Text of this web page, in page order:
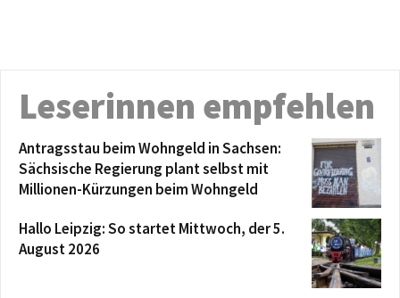
Leserinnen empfehlen
Antragsstau beim Wohngeld in Sachsen:
Sächsische Regierung plant selbst mit
Millionen-Kürzungen beim Wohngeld
Hallo Leipzig: So startet Mittwoch, der 5.
August 2026